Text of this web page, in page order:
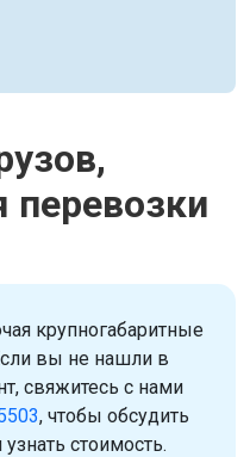
перевозки
крупногабаритные
вы не нашли в
свяжитесь с нами
, чтобы обсудить
стоимость.